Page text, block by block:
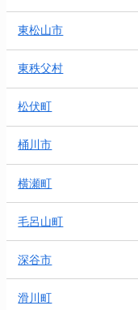
東松山市
東秩父村
松伏町
桶川市
横瀬町
毛呂山町
深谷市
滑川町